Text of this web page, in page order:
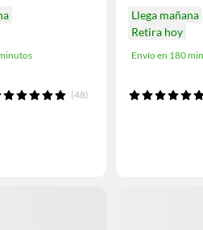
(48)
Llega mañana
Retira hoy
Envío en 180